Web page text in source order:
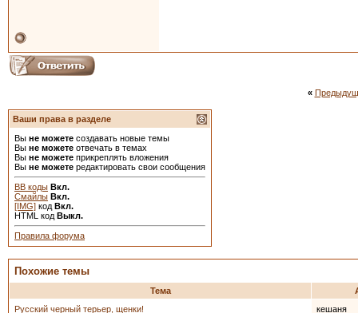
«
Ваши права в разделе
Вы не можете создавать новые темы
Вы не можете отвечать в темах
Вы не можете прикреплять вложения
Вы не можете редактировать свои сообщения
BB коды Вкл.
Смайлы Вкл.
[IMG] код Вкл.
HTML код Выкл.
Правила форума
Похожие темы
Тема
Русский черный терьер, щенки!
кешаня